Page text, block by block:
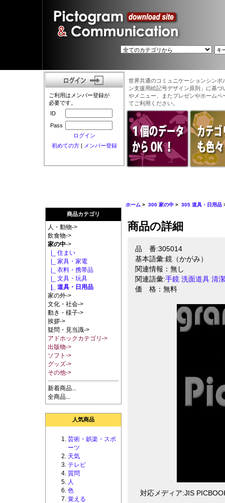
ご利用はメンバー登録が
必要です。
ID
Pass
ログイン
初めての方| メンバー登録
世界共通のコミュニケーションシン
ン支援用絵記号デザイン原則」に基
やメニュー、またプレゼンやホーム
てご利用ください。
商品カテゴリ
人・動物->
飲食物->
家の中->
|_ 住まい
|_ 家具・家電
|_ 衣料・携帯品
|_ 文具・玩具
|_ 道具・日用品
家の外->
文化・社会->
動き・様子->
挨拶->
疑問・見当識->
アドホックカテゴリ->
出版物->
ソフト->
グッズ->
その他->
新着商品...
全商品...
人気商品
芸術・娯楽・スポ
ーツ
天気
テレビ
質問
人
色
覚える
ホーム >300 家の中 >305 道具・日用品
商品の詳細
品 番:305014
基本語彙:鏡（かがみ）
関連情報：無し
関連語彙:手鏡 洗面道具 清潔
価 格：無料
対応メディア:JIS